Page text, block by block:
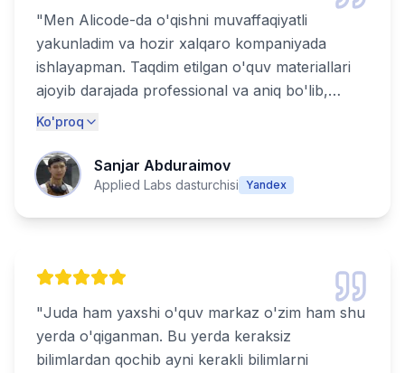
"Men Alicode-da o'qishni muvaffaqiyatli
yakunladim va hozir xalqaro kompaniyada
ishlayapman. Taqdim etilgan o'quv materiallari
ajoyib darajada professional va aniq bo'lib,
haqiqiy muvaffaqiyat uchun zarur bo'lgan
ning bozorga tayyor mutaxassislarni tayyorlash
bo'yicha katta tajribasi ularni haqiqatdan ham
Ko'proq
Sanjar Abduraimov
Applied Labs dasturchisi Yandex
"Juda ham yaxshi o'quv markaz o'zim ham shu
yerda o'qiganman. Bu yerda keraksiz
bilimlardan qochib ayni kerakli bilimlarni